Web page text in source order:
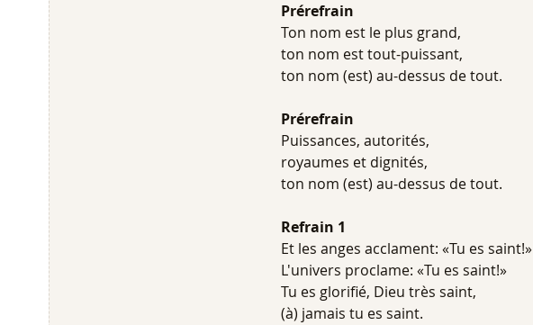
Prérefrain
Ton nom est le plus grand,
ton nom est tout-puissant,
ton nom (est) au-dessus de tout.
Prérefrain
Puissances, autorités,
royaumes et dignités,
ton nom (est) au-dessus de tout.
Refrain 1
Et les anges acclament: «Tu es saint!»
L'univers proclame: «Tu es saint!»
Tu es glorifié, Dieu très saint,
(à) jamais tu es saint.